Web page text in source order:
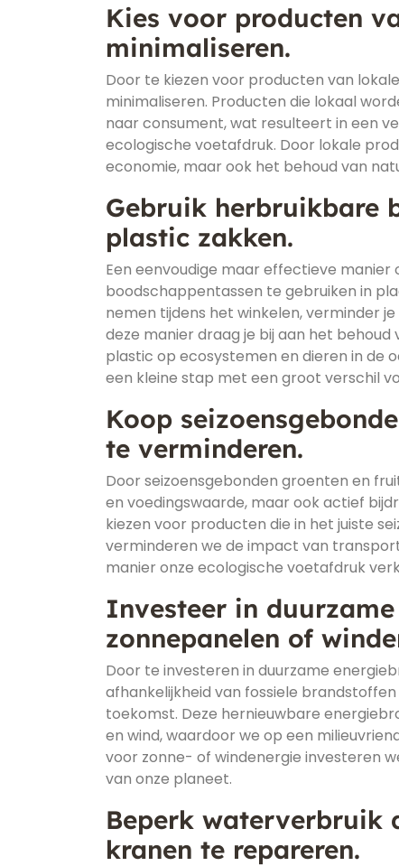
Kies voor producten
minimaliseren.
Door te kiezen voor producten van
minimaliseren. Producten die lokaal
naar consument, wat resulteert in een
ecologische voetafdruk. Door lokale
economie, maar ook het behoud van
Gebruik herbruikbare
plastic zakken.
Een eenvoudige maar effectieve
boodschappentassen te gebruiken in
nemen tijdens het winkelen, verminder
deze manier draag je bij aan het
plastic op ecosystemen en dieren in de
een kleine stap met een groot verschil
Koop
te verminderen.
Door seizoensgebonden groenten en
en voedingswaarde, maar ook actief
kiezen voor producten die in het juiste
verminderen we de impact van
manier onze ecologische voetafdruk
Investeer in
zonnepanelen of
Door te investeren in duurzame
afhankelijkheid van fossiele
toekomst. Deze hernieuwbare
en wind, waardoor we op een
voor zonne- of windenergie investeren
van onze planeet.
Beperk waterverbruik
kranen te repareren.